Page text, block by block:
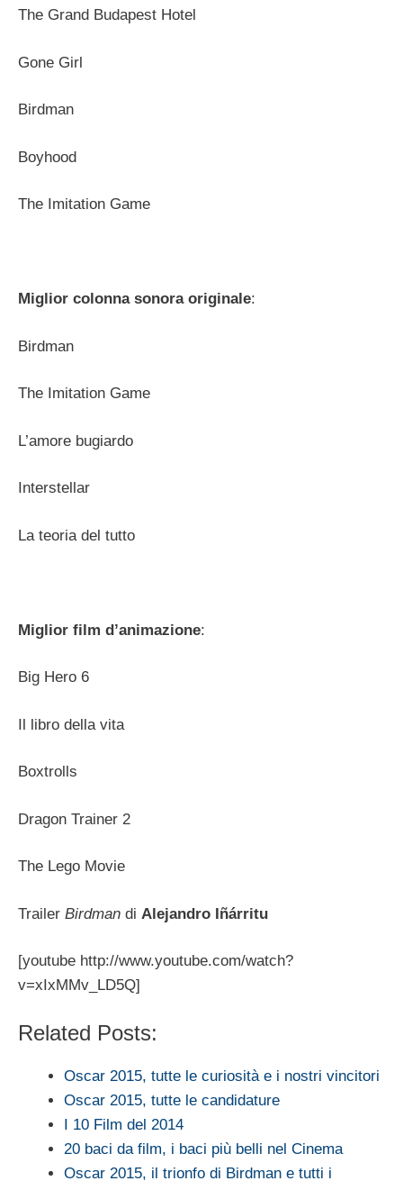
The Grand Budapest Hotel
Gone Girl
Birdman
Boyhood
The Imitation Game
Miglior colonna sonora originale:
Birdman
The Imitation Game
L’amore bugiardo
Interstellar
La teoria del tutto
Miglior film d’animazione:
Big Hero 6
Il libro della vita
Boxtrolls
Dragon Trainer 2
The Lego Movie
Trailer Birdman di Alejandro Iñárritu
[youtube http://www.youtube.com/watch?
v=xIxMMv_LD5Q]
Related Posts:
Oscar 2015, tutte le curiosità e i nostri vincitori
Oscar 2015, tutte le candidature
I 10 Film del 2014
20 baci da film, i baci più belli nel Cinema
Oscar 2015, il trionfo di Birdman e tutti i